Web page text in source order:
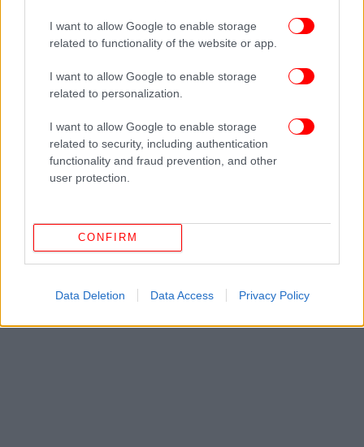
I want to allow Google to enable storage
related to functionality of the website or app.
I want to allow Google to enable storage
related to personalization.
I want to allow Google to enable storage
related to security, including authentication
functionality and fraud prevention, and other
user protection.
CONFIRM
Data Deletion Data Access Privacy Policy
Οι αρχές συνιστούν υπομονή στους οδηγούς και
προσοχή στις μετακινήσεις, καθώς η έξοδος των
επόμενες ώρες.
ΟΛΕΣ ΟΙ ΕΙΔΗΣΕΙΣ
Μεγάλη φωτιά σε κατάστημα ανταλλακτικών
αυτοκινήτων στο Ίλιον, κάηκαν και διαμερίσματα [εικόνες
κατηγόρησε για σύμπραξη με τη ΝΔ -«Μείζον σκάνδαλο»
-«Υπηρετείτε σχέδιο»
34χρονο για απόπειρα διάρρηξης στον Κολωνό, δείτε